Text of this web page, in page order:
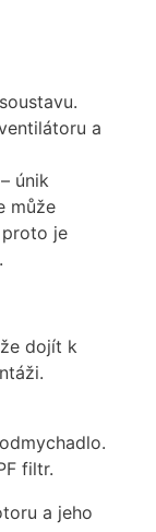
a
únik
může
je
dojít k
filtr.
a jeho